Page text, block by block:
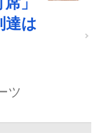
」
達は
ツ